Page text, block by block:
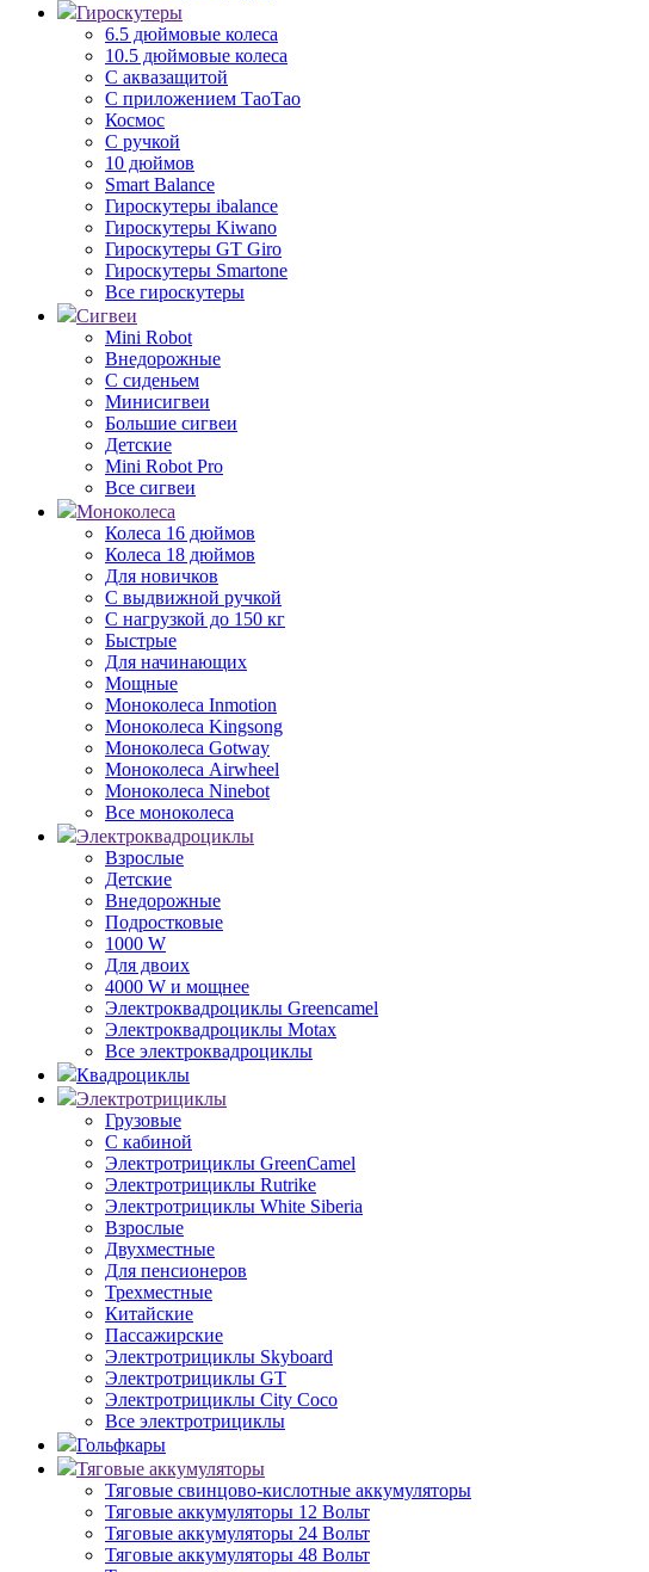
Гироскутеры
6.5 дюймовые колеса
10.5 дюймовые колеса
С аквазащитой
С приложением ТаоТао
Космос
С ручкой
10 дюймов
Smart Balance
Гироскутеры ibalance
Гироскутеры Kiwano
Гироскутеры GT Giro
Гироскутеры Smartone
Все гироскутеры
Сигвеи
Mini Robot
Внедорожные
С сиденьем
Минисигвеи
Большие сигвеи
Детские
Mini Robot Pro
Все сигвеи
Моноколеса
Колеса 16 дюймов
Колеса 18 дюймов
Для новичков
С выдвижной ручкой
С нагрузкой до 150 кг
Быстрые
Для начинающих
Мощные
Моноколеса Inmotion
Моноколеса Kingsong
Моноколеса Gotway
Моноколеса Airwheel
Моноколеса Ninebot
Все моноколеса
Электроквадроциклы
Взрослые
Детские
Внедорожные
Подростковые
1000 W
Для двоих
4000 W и мощнее
Электроквадроциклы Greencamel
Электроквадроциклы Motax
Все электроквадроциклы
Квадроциклы
Электротрициклы
Грузовые
С кабиной
Электротрициклы GreenCamel
Электротрициклы Rutrike
Электротрициклы White Siberia
Взрослые
Двухместные
Для пенсионеров
Трехместные
Китайские
Пассажирские
Электротрициклы Skyboard
Электротрициклы GT
Электротрициклы City Coco
Все электротрициклы
Гольфкары
Тяговые аккумуляторы
Тяговые свинцово-кислотные аккумуляторы
Тяговые аккумуляторы 12 Вольт
Тяговые аккумуляторы 24 Вольт
Тяговые аккумуляторы 48 Вольт